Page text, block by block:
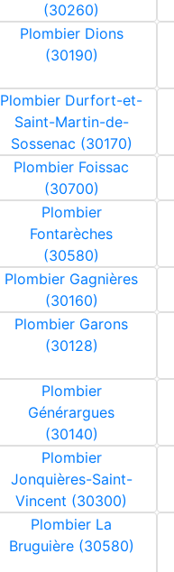
(30260)
Plombier Dions
(30190)
Plombier Durfort-et-
Saint-Martin-de-
Sossenac (30170)
Plombier Foissac
(30700)
Plombier
Fontarèches
(30580)
Plombier Gagnières
(30160)
Plombier Garons
(30128)
Plombier
Générargues
(30140)
Plombier
Jonquières-Saint-
Vincent (30300)
Plombier La
Bruguière (30580)